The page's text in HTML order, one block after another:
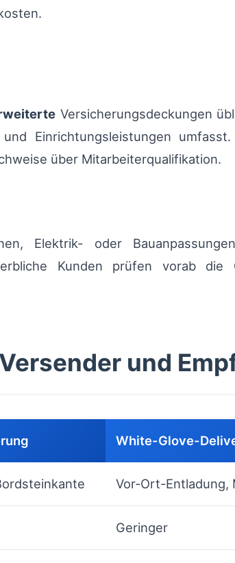
Versicherungsdeckungen
Einrichtungsleistungen
über Mitarbeiterqualifikation.
Elektrik- oder
Kunden prüfen vorab
und
White-Glove-
Vor-Ort-Entladung,
Geringer